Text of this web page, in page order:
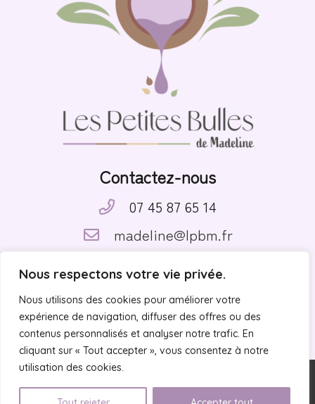
Nous respectons votre vie privée.
Nous utilisons des cookies pour améliorer votre
expérience de navigation, diffuser des offres ou des
contenus personnalisés et analyser notre trafic. En
cliquant sur « Tout accepter », vous consentez à notre
utilisation des cookies.
Contactez-nous
07 45 87 65 14
madeline@lpbm.fr
Suivez-nous
© Les Petites Bulles de Madeline |Mentions légales